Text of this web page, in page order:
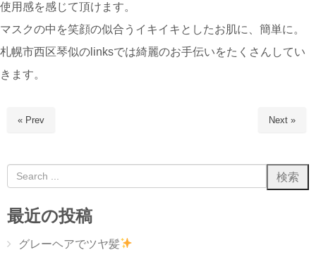
使用感を感じて頂けます。
マスクの中を笑顔の似合うイキイキとしたお肌に、簡単に。
札幌市西区琴似のlinksでは綺麗のお手伝いをたくさんしてい
きます。
« Prev Next »
最近の投稿
グレーヘアでツヤ髪